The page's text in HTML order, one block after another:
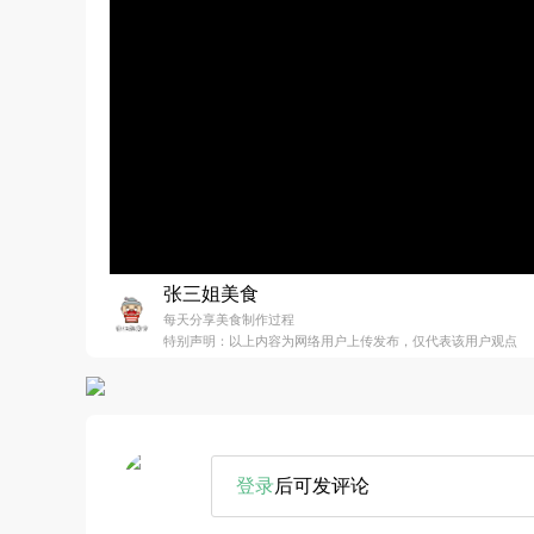
张三姐美食
每天分享美食制作过程
特别声明：以上内容为网络用户上传发布，仅代表该用户观点
登录后可发评论